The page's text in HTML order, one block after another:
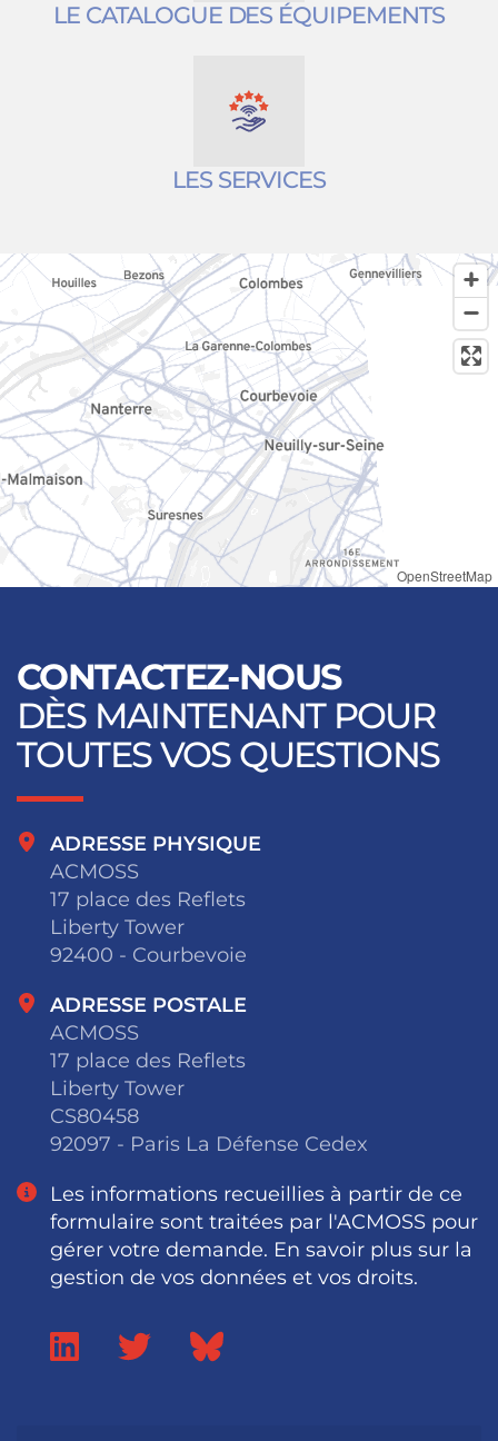
LE CATALOGUE DES ÉQUIPEMENTS
LES SERVICES
OpenStreetMap
CONTACTEZ-NOUS
DÈS MAINTENANT POUR
TOUTES VOS QUESTIONS
ADRESSE PHYSIQUE
ACMOSS
17 place des Reflets
Liberty Tower
92400 - Courbevoie
ADRESSE POSTALE
ACMOSS
17 place des Reflets
Liberty Tower
CS80458
92097 - Paris La Défense Cedex
Les informations recueillies à partir de ce
formulaire sont traitées par l'ACMOSS pour
gérer votre demande. En savoir plus sur la
gestion de vos données et vos droits.